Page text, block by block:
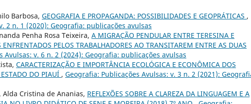
Barbosa, GEOGRAFIA E PROPAGANDA: POSSIBILIDADES E GEOPRÁTICAS ,
2 n. 1 (2020): Geografia: publicações avulsas
Penha Rosa Teixeira, A MIGRAÇÃO PENDULAR ENTRE TERESINA E
PELOS TRABALHADORES AO TRANSITAREM ENTRE AS DUAS
Avulsas: v. 6 n. 2 (2024): Geografia: publicações avulsas
CARACTERIZAÇÃO E IMPORTÂNCIA ECOLÓGICA E ECONÔMICA DOS
DO PIAUÍ , Geografia: Publicações Avulsas: v. 3 n. 2 (2021):
Cristina de Ananias, REFLEXÕES SOBRE A CLAREZA DA LINGUAGEM E A